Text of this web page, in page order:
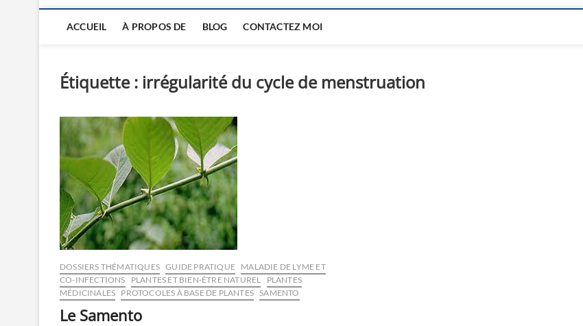
ACCUEIL À PROPOS DE BLOG CONTACTEZ MOI
Étiquette : irrégularité du cycle de menstruation
DOSSIERS THÉMATIQUES GUIDE PRATIQUE MALADIE DE LYME ET
CO-INFECTIONS
PLANTES ET BIEN-ÊTRE NATUREL
PLANTES
MÉDICINALES PROTOCOLES À BASE DE PLANTES SAMENTO
Le Samento